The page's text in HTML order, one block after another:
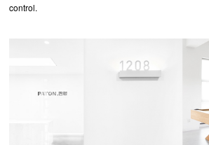
control.